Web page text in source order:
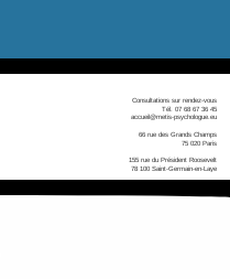
Consultations sur rendez-vous
Tél. 07 68 67 36 45
accueil@metis-psychologue.eu
66 rue des Grands Champs
75 020 Paris
155 rue du Président Roosevelt
78 100 Saint-Germain-en-Laye